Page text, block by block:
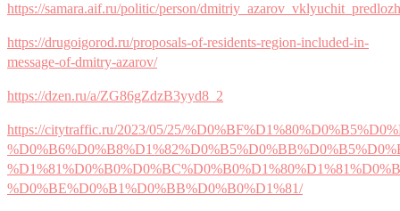
https://samara.aif.ru/politic/person/
https://drugoigorod.ru/proposals-of-residents-region-included-in-
message-of-dmitry-azarov/
https://dzen.ru/a/ZG86gZdzB3yyd8_2
https://citytraffic.ru/2023/05/25/
%D0%BE%D0%B1%D0%BB%D0%B0%D1%81/